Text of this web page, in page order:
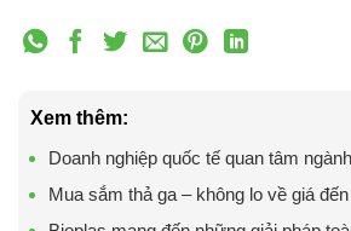
Xem thêm:
Doanh nghiệp quốc tế quan tâm
Mua sắm thả ga – không lo về giá